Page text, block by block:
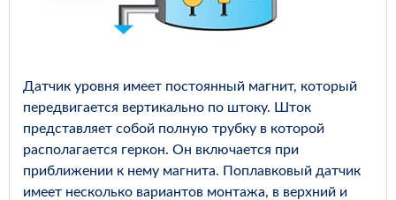
Датчик уровня имеет постоянный магнит, который
передвигается вертикально по штоку. Шток
представляет собой полную трубку в которой
располагается геркон. Он включается при
приближении к нему магнита. Поплавковый датчик
имеет несколько вариантов монтажа, в верхний и